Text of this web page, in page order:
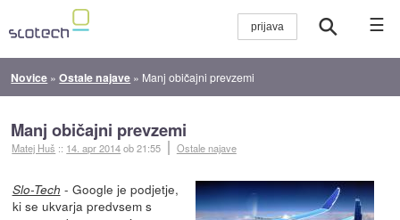
☰
Novice »Ostale najave » Manj običajni prevzemi
Manj običajni prevzemi
Matej Huš :: 14. apr 2014ob 21:55 Ostale najave
Slo-Tech - Google je podjetje,
ki se ukvarja predvsem s